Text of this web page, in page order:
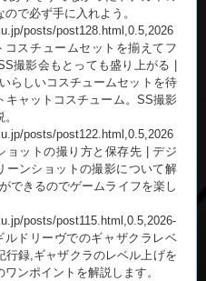
で必ず手に入れよう。
posts/post128.html,0.5,2026
コスチュームセットを揃えてフ
撮影会もとっても盛り上がる |
らしいコスチュームセットを待
キャットコスチューム。SS撮影
posts/post122.html,0.5,2026
ョットの撮り方と保存先 | デジ
ーンショットの撮影について解
できるのでゲームライフを楽し
posts/post115.html,0.5,2026-
ドリーヴでのギャザクラレベ
行録,ギャザクラのレベル上げを
ンポイントを解説します。